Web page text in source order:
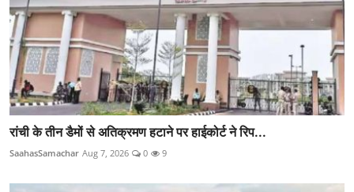
रांची के तीन डैमों से अतिक्रमण हटाने पर हाईकोर्ट ने रिप...
SaahasSamachar Aug 7, 2026 0 9